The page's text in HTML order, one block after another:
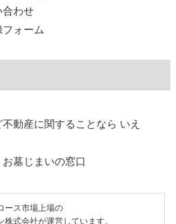
合わせ
ォーム
動産に関することなら いえ
お墓じまいの窓口
ース市場上場の
式会社が運営しています。